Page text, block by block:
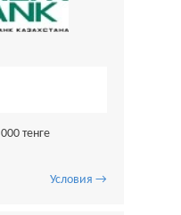
тенге
Условия →